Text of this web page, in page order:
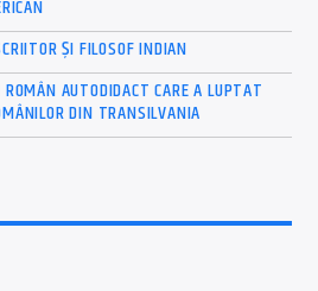
ȘI FILOSOF INDIAN
AUTODIDACT CARE A LUPTAT
DIN TRANSILVANIA